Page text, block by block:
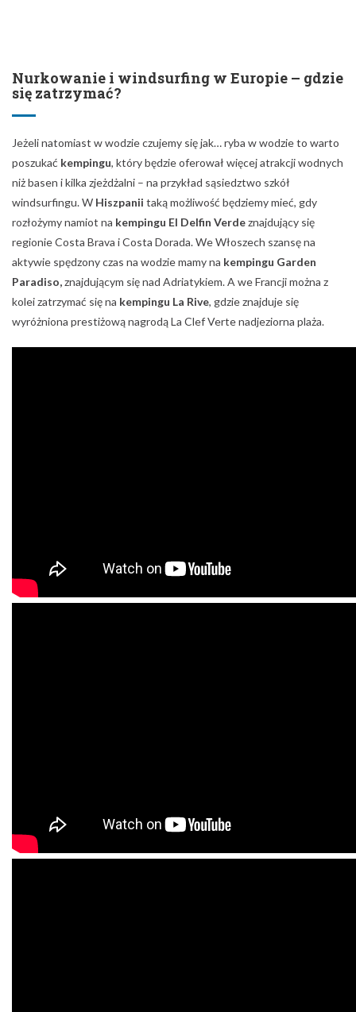
Nurkowanie i windsurfing w Europie – gdzie
się zatrzymać?
Jeżeli natomiast w wodzie czujemy się jak… ryba w wodzie to warto
poszukać kempingu, który będzie oferował więcej atrakcji wodnych
niż basen i kilka zjeżdżalni – na przykład sąsiedztwo szkół
windsurfingu. W Hiszpanii taką możliwość będziemy mieć, gdy
rozłożymy namiot na kempingu El Delfin Verdeznajdujący się
regionie Costa Brava i Costa Dorada. We Włoszech szansę na
aktywie spędzony czas na wodzie mamy na kempingu Garden
Paradiso,znajdującym się nad Adriatykiem. A we Francji można z
kolei zatrzymać się na kempingu La Rive, gdzie znajduje się
wyróżniona prestiżową nagrodą La Clef Verte nadjeziorna plaża.